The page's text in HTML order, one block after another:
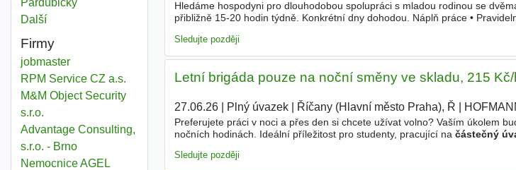
Místo částečný úvazek
PardubickýKraj
Dalšíkraj
Firmy
jobmaster
RPM Service CZ a.s.
M&M Object Security
s.r.o.
Advantage Consulting,
s.r.o. - Brno
Nemocnice AGEL
Hledáme hospodyni pro dlouhodobou spolupráci s mladou rodinou se
přibližně 15-20 hodin týdně. Konkrétní dny dohodou. Náplň práce •
Sledujte později
Letní brigáda pouze na noční směny ve skladu, 215 Kč/
27.06.26| Plný úvazek| Říčany (Hlavní město Praha), Ř
Preferujete práci v noci a přes den si chcete užívat volno? Vaším úkolem
nočních hodinách. Ideální příležitost pro studenty, pracující na částečný
Sledujte později